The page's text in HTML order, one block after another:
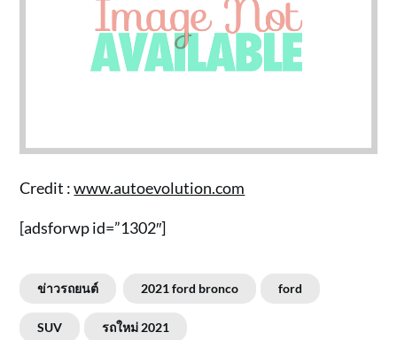
Credit :www.autoevolution.com
[adsforwp id=”1302″]
ข่าวรถยนต์ 2021 ford bronco ford
SUV รถใหม่ 2021